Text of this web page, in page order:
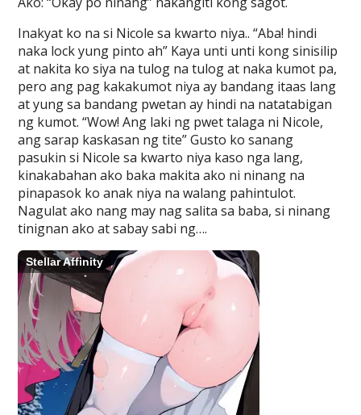
Inakyat ko na si Nicole sa kwarto niya.. “Aba! hindi
naka lock yung pinto ah” Kaya unti unti kong sinisilip
at nakita ko siya na tulog na tulog at naka kumot pa,
pero ang pag kakakumot niya ay bandang itaas lang
at yung sa bandang pwetan ay hindi na natatabigan
ng kumot. “Wow! Ang laki ng pwet talaga ni Nicole,
ang sarap kaskasan ng tite” Gusto ko sanang
pasukin si Nicole sa kwarto niya kaso nga lang,
kinakabahan ako baka makita ako ni ninang na
pinapasok ko anak niya na walang pahintulot.
Nagulat ako nang may nag salita sa baba, si ninang
tinignan ako at sabay sabi ng….